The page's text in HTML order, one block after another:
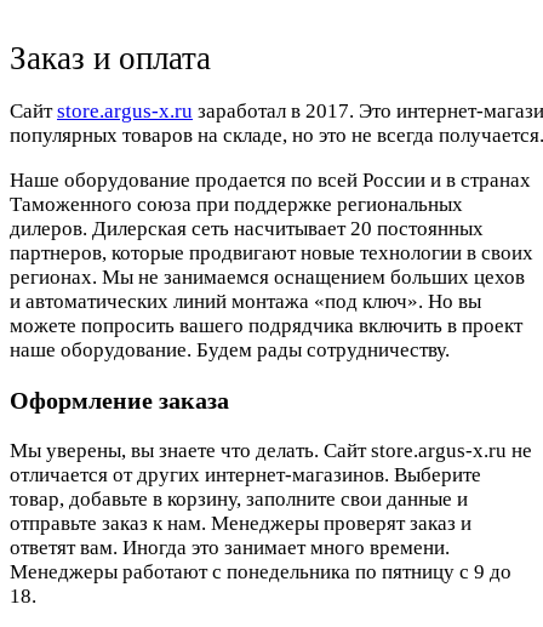
Заказ и оплата
Cайтstore.argus-x.ru заработал в 2017. Это интернет-
популярных товаров на складе, но это не всегда
Наше оборудование продается по всей России и в странах
Таможенного союза при поддержке региональных
дилеров. Дилерская сеть насчитывает 20 постоянных
партнеров, которые продвигают новые технологии в своих
регионах. Мы не занимаемся оснащением больших цехов
и автоматических линий монтажа «под ключ». Но вы
можете попросить вашего подрядчика включить в проект
наше оборудование. Будем рады сотрудничеству.
Оформление заказа
Мы уверены, вы знаете что делать. Сайт store.argus-x.ru не
отличается от других интернет-магазинов. Выберите
товар, добавьте в корзину, заполните свои данные и
отправьте заказ к нам. Менеджеры проверят заказ и
ответят вам. Иногда это занимает много времени.
Менеджеры работают с понедельника по пятницу с 9 до
18.